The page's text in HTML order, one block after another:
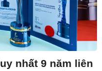
nhất 9 năm liên